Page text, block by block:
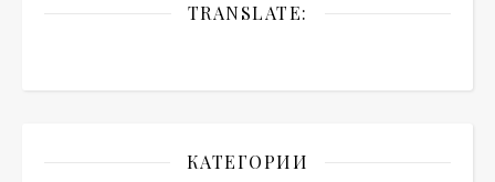
TRANSLATE:
КАТЕГОРИИ